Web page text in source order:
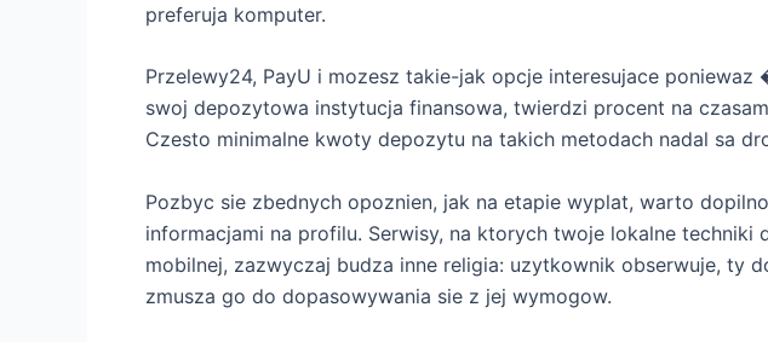
preferuja komputer.
Przelewy24, PayU i mozesz takie-jak opcje interesujace
swoj depozytowa instytucja finansowa, twierdzi procent na
Czesto minimalne kwoty depozytu na takich metodach nadal sa
Pozbyc sie zbednych opoznien, jak na etapie wyplat, warto
informacjami na profilu. Serwisy, na ktorych twoje lokalne
mobilnej, zazwyczaj budza inne religia: uzytkownik obserwuje, ty
zmusza go do dopasowywania sie z jej wymogow.